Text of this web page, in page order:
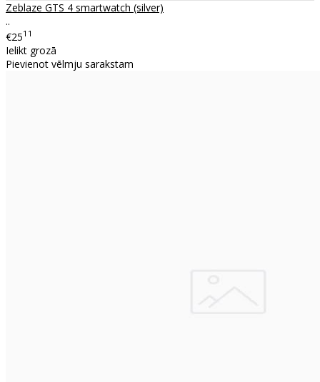
Zeblaze GTS 4 smartwatch (silver)
..
€2511
Ielikt grozā
Pievienot vēlmju sarakstam